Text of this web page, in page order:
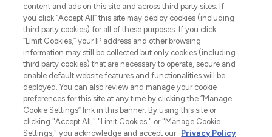
Do Not Sell or Share My Personal
Information
POMOC & INFORMACJE
WAŻNE INFORMACJE
O LOOKFANTASTIC
content and ads on this site and across third party sites. If
you click “Accept All” this site may deploy cookies (including
third party cookies) for all of these purposes. If you click
“Limit Cookies,” your IP address and other browsing
information may still be collected but only cookies (including
third party cookies) that are necessary to operate, secure and
enable default website features and functionalities will be
deployed. You can also review and manage your cookie
preferences for this site at any time by clicking the “Manage
Cookie Settings” link in this banner. By using this site or
clicking "Accept All," "Limit Cookies," or "Manage Cookie
Settings," you acknowledge and accept our Privacy Policy